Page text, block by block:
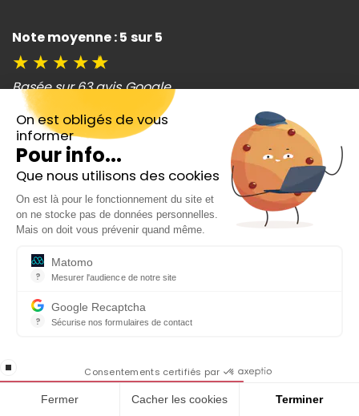
On est obligés de vous
informer
Pour info...
Que nous utilisons des cookies
On est là pour le fonctionnement du site et
on ne stocke pas de données personnelles.
Mais on doit vous prévenir quand même.
?
Matomo
Mesurer l'audience de notre site
?
Google Recaptcha
Sécurise nos formulaires de contact
stop loading Consentements certifiés par
Fermer Cacher les cookies Terminer
Inscrivez-vous gratuitement à
notre Newsletter hebdo
En cadeau notre ebook
politique de confidentialité de ce site
Note moyenne : 5 sur 5
★ ★ ★ ★★
Basée sur 63 avis Google
Catégories
Bourse
Crypto
Epargne
Top actions
Banque